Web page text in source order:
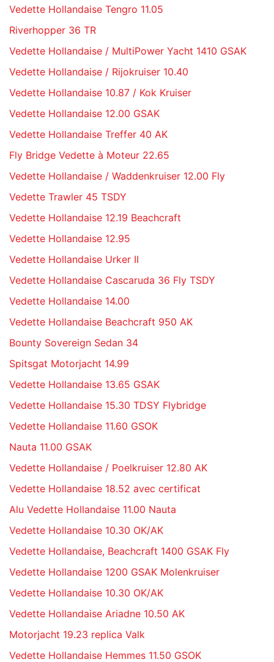
Vedette Hollandaise Tengro 11.05
Riverhopper 36 TR
Vedette Hollandaise / MultiPower Yacht 1410 GSAK
Vedette Hollandaise / Rijokruiser 10.40
Vedette Hollandaise 10.87 / Kok Kruiser
Vedette Hollandaise 12.00 GSAK
Vedette Hollandaise Treffer 40 AK
Fly Bridge Vedette à Moteur 22.65
Vedette Hollandaise / Waddenkruiser 12.00 Fly
Vedette Trawler 45 TSDY
Vedette Hollandaise 12.19 Beachcraft
Vedette Hollandaise 12.95
Vedette Hollandaise Urker II
Vedette Hollandaise Cascaruda 36 Fly TSDY
Vedette Hollandaise 14.00
Vedette Hollandaise Beachcraft 950 AK
Bounty Sovereign Sedan 34
Spitsgat Motorjacht 14.99
Vedette Hollandaise 13.65 GSAK
Vedette Hollandaise 15.30 TDSY Flybridge
Vedette Hollandaise 11.60 GSOK
Nauta 11.00 GSAK
Vedette Hollandaise / Poelkruiser 12.80 AK
Vedette Hollandaise 18.52 avec certificat
Alu Vedette Hollandaise 11.00 Nauta
Vedette Hollandaise 10.30 OK/AK
Vedette Hollandaise, Beachcraft 1400 GSAK Fly
Vedette Hollandaise 1200 GSAK Molenkruiser
Vedette Hollandaise 10.30 OK/AK
Vedette Hollandaise Ariadne 10.50 AK
Motorjacht 19.23 replica Valk
Vedette Hollandaise Hemmes 11.50 GSOK